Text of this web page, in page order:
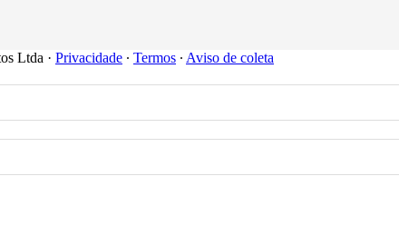
Ltda · Privacidade ∙ Termos ∙ Aviso de coleta